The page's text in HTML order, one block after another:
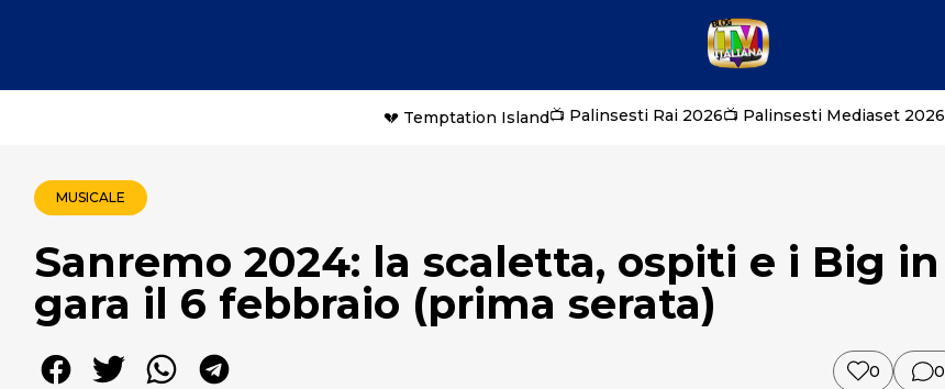
💔 Temptation Island📺 Palinsesti Rai 2026📺 Palinsesti Mediaset 2026
MUSICALE
Sanremo 2024: la scaletta, ospiti e i Big in
gara il 6 febbraio (prima serata)
0 0